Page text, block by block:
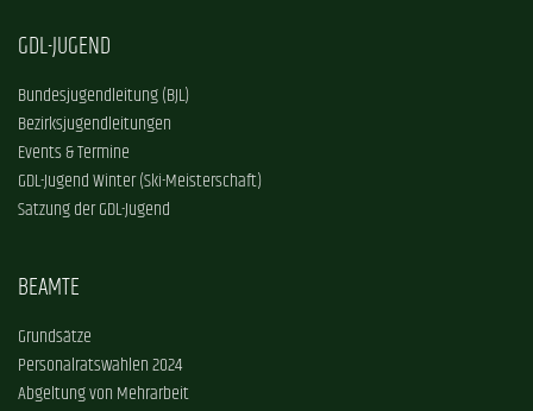
GDL-JUGEND
Bundesjugendleitung (BJL)
Bezirksjugendleitungen
Events & Termine
GDL-Jugend Winter (Ski-Meisterschaft)
Satzung der GDL-Jugend
BEAMTE
Grundsätze
Personalratswahlen 2024
Abgeltung von Mehrarbeit